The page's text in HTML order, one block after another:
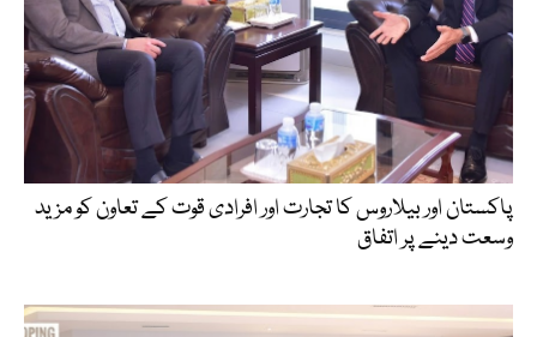
پاکستان اور بیلاروس کا تجارت اور افرادی قوت کے تعاون کو مزید
وسعت دینے پر اتفاق